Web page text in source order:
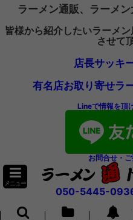
ラーメン通販、ラーメ
皆様から紹介したいラーメ
させて
店長サッキ
有名店お取り寄せラ
Lineで情報を頂
お問合せ・
メニュー
050-5445-